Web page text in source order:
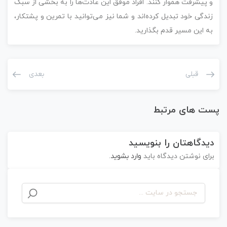
و پیشرفت هموار کنند. افراد موفق این عادت‌ها را به بخشی از سبک
زندگی خود تبدیل کرده‌اند و شما نیز می‌توانید با تمرین و پشتکار،
به این مسیر قدم بگذارید.
قبلی بعدی
پست های مرتبط
دیدگاهتان را بنویسید
برای نوشتن دیدگاه باید وارد بشوید.